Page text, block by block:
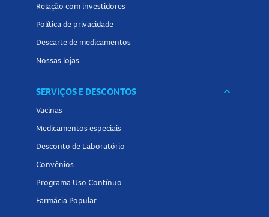
Relação com investidores
Política de privacidade
Descarte de medicamentos
Nossas lojas
SERVIÇOS E DESCONTOS keyboard_arrow_down
Vacinas
Medicamentos especiais
Desconto de Laboratório
Convênios
Programa Uso Contínuo
Farmácia Popular